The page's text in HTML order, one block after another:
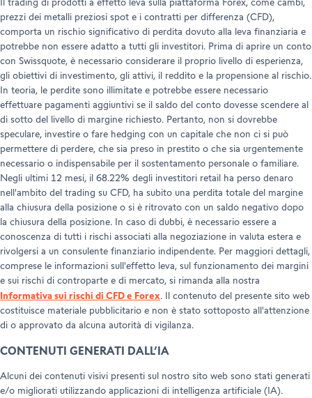
Il trading di prodotti a effetto leva sulla piattaforma Forex, come cambi,
prezzi dei metalli preziosi spot e i contratti per differenza (CFD),
comporta un rischio significativo di perdita dovuto alla leva finanziaria e
potrebbe non essere adatto a tutti gli investitori. Prima di aprire un conto
con Swissquote, è necessario considerare il proprio livello di esperienza,
gli obiettivi di investimento, gli attivi, il reddito e la propensione al rischio.
In teoria, le perdite sono illimitate e potrebbe essere necessario
effettuare pagamenti aggiuntivi se il saldo del conto dovesse scendere al
di sotto del livello di margine richiesto. Pertanto, non si dovrebbe
speculare, investire o fare hedging con un capitale che non ci si può
permettere di perdere, che sia preso in prestito o che sia urgentemente
necessario o indispensabile per il sostentamento personale o familiare.
Negli ultimi 12 mesi, il 68.22% degli investitori retail ha perso denaro
nell'ambito del trading su CFD, ha subito una perdita totale del margine
alla chiusura della posizione o si è ritrovato con un saldo negativo dopo
la chiusura della posizione. In caso di dubbi, è necessario essere a
conoscenza di tutti i rischi associati alla negoziazione in valuta estera e
rivolgersi a un consulente finanziario indipendente. Per maggiori dettagli,
comprese le informazioni sull'effetto leva, sul funzionamento dei margini
e sui rischi di controparte e di mercato, si rimanda alla nostra
Informativa sui rischi di CFD e Forex. Il contenuto del presente sito web
costituisce materiale pubblicitario e non è stato sottoposto all'attenzione
di o approvato da alcuna autorità di vigilanza.
CONTENUTI GENERATI DALL’IA
Alcuni dei contenuti visivi presenti sul nostro sito web sono stati generati
e/o migliorati utilizzando applicazioni di intelligenza artificiale (IA).